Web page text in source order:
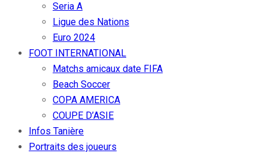
Seria A
Ligue des Nations
Euro 2024
FOOT INTERNATIONAL
Matchs amicaux date FIFA
Beach Soccer
COPA AMERICA
COUPE D’ASIE
Infos Tanière
Portraits des joueurs